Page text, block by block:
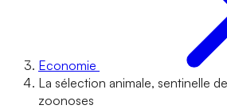
Economie
La sélection animale, sentinelle
zoonoses